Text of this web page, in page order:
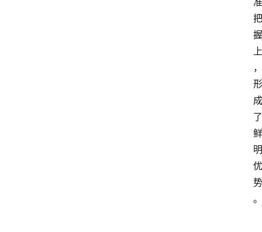
把
握
上
，
形
成
了
鲜
明
优
势
。